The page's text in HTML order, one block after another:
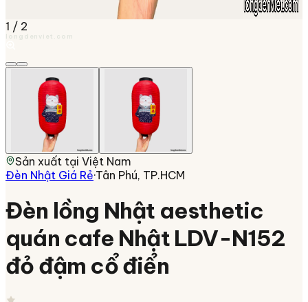
1 / 2
longdenviet.com
Sản xuất tại Việt Nam
Đèn Nhật Giá Rẻ·Tân Phú, TP.HCM
Đèn lồng Nhật aesthetic
quán cafe Nhật LDV-N152
đỏ đậm cổ điển